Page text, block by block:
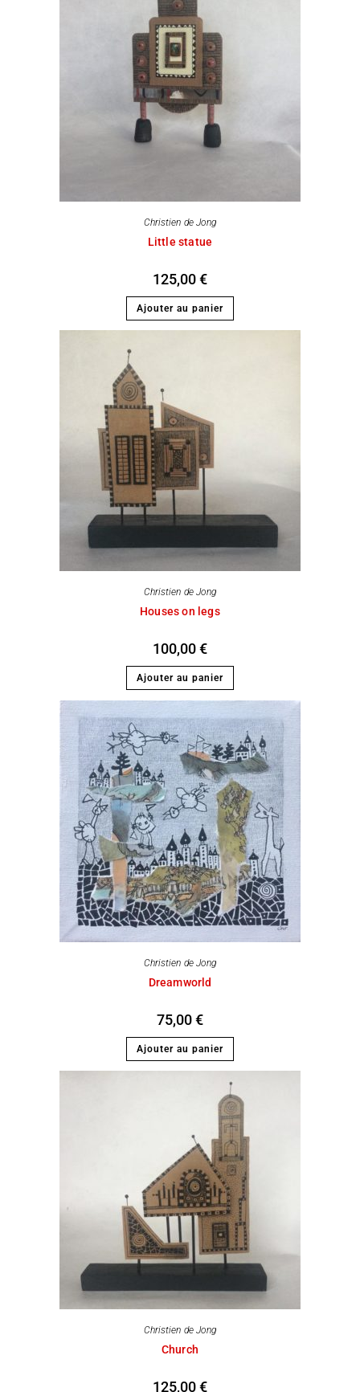
Christien de Jong
Little statue
125,00€
Ajouter au panier
Christien de Jong
Houses on legs
100,00€
Ajouter au panier
Christien de Jong
Dreamworld
75,00€
Ajouter au panier
Christien de Jong
Church
125,00€